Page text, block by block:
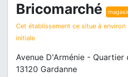
Bricomarché
Cet établissement ce situe à
initiale
Avenue D'Arménie - Quartier
13120 Gardanne